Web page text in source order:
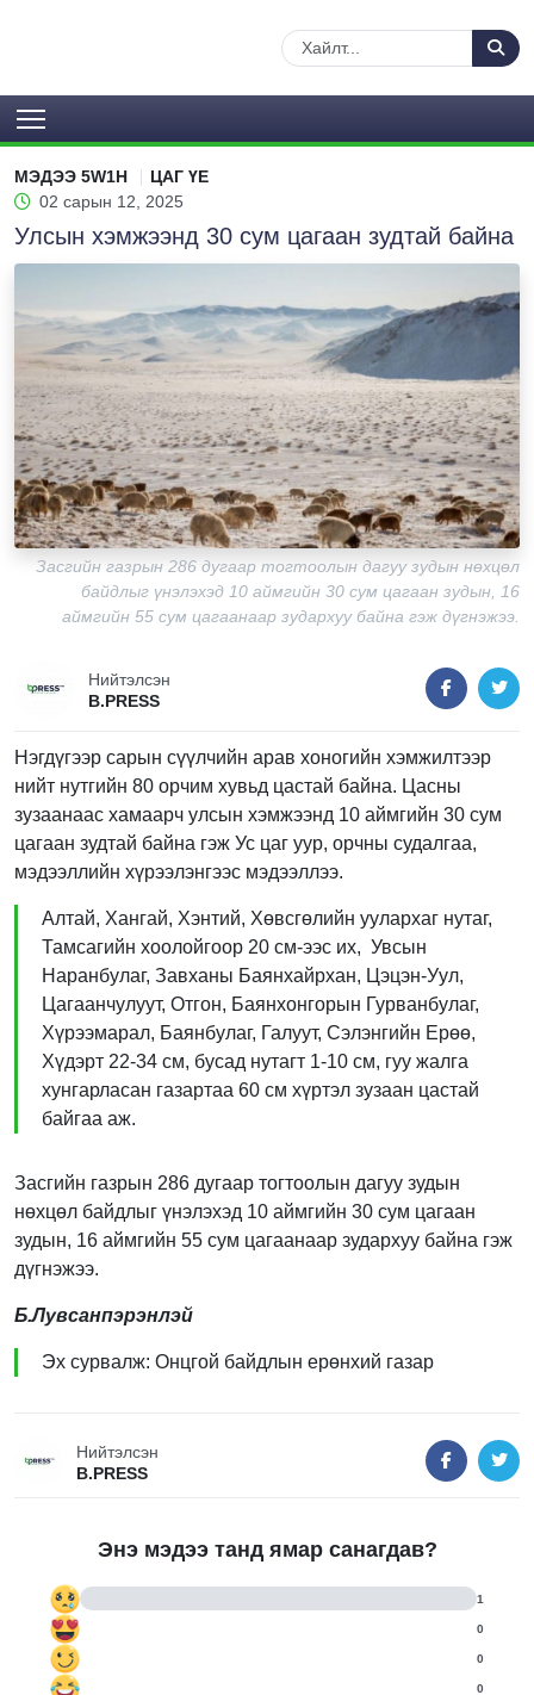
МЭДЭЭ 5W1H
ЦАГ ҮЕ
02 сарын 12, 2025
Улсын хэмжээнд 30 сум цагаан зудтай байна
Засгийн газрын 286 дугаар тогтоолын дагуу зудын нөхцөл
байдлыг үнэлэхэд 10 аймгийн 30 сум цагаан зудын, 16
аймгийн 55 сум цагаанаар зудархуу байна гэж дүгнэжээ.
Нийтэлсэн
B.PRESS
Нэгдүгээр сарын сүүлчийн арав хоногийн хэмжилтээр
нийт нутгийн 80 орчим хувьд цастай байна. Цасны
зузаанаас хамаарч улсын хэмжээнд 10 аймгийн 30 сум
цагаан зудтай байна гэж Ус цаг уур, орчны судалгаа,
мэдээллийн хүрээлэнгээс мэдээллээ.
Алтай, Хангай, Хэнтий, Хөвсгөлийн уулархаг нутаг,
Тамсагийн хоолойгоор 20 см-ээс их, Увсын
Наранбулаг, Завханы Баянхайрхан, Цэцэн-Уул,
Цагаанчулуут, Отгон, Баянхонгорын Гурванбулаг,
Хүрээмарал, Баянбулаг, Галуут, Сэлэнгийн Ерөө,
Хүдэрт 22-34 см, бусад нутагт 1-10 см, гуу жалга
хунгарласан газартаа 60 см хүртэл зузаан цастай
байгаа аж.
Засгийн газрын 286 дугаар тогтоолын дагуу зудын
нөхцөл байдлыг үнэлэхэд 10 аймгийн 30 сум цагаан
зудын, 16 аймгийн 55 сум цагаанаар зудархуу байна гэж
дүгнэжээ.
Б.Лувсанпэрэнлэй
Эх сурвалж: Онцгой байдлын ерөнхий газар
Нийтэлсэн
B.PRESS
Энэ мэдээ танд ямар санагдав?
1
0
0
0